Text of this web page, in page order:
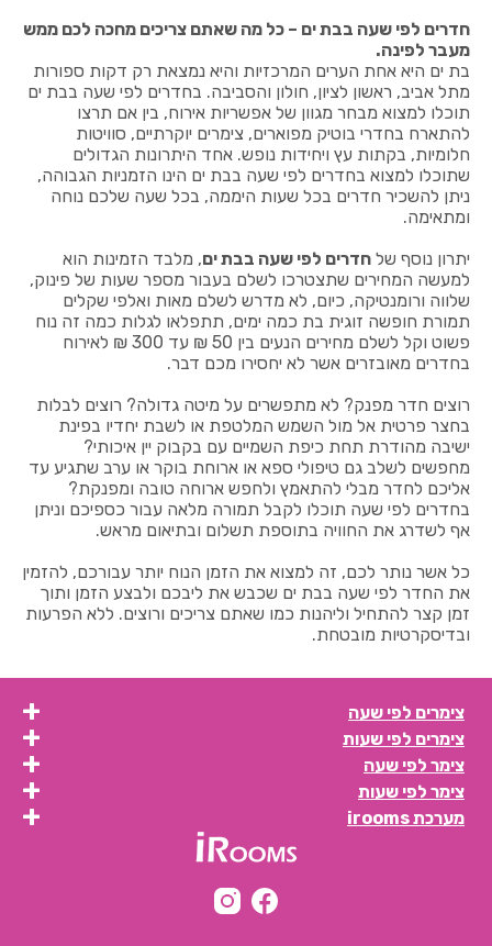
חדרים לפי שעה בבת ים – כל מה שאתם צריכים מחכה לכם ממש
מעבר לפינה.
בת ים היא אחת הערים המרכזיות והיא נמצאת רק דקות ספורות
מתל אביב, ראשון לציון, חולון והסביבה. בחדרים לפי שעה בבת ים
תוכלו למצוא מבחר מגוון של אפשריות אירוח, בין אם תרצו
להתארח בחדרי בוטיק מפוארים, צימרים יוקרתיים, סוויטות
חלומיות, בקתות עץ ויחידות נופש. אחד היתרונות הגדולים
שתוכלו למצוא בחדרים לפי שעה בבת ים הינו הזמניות הגבוהה,
ניתן להשכיר חדרים בכל שעות היממה, בכל שעה שלכם נוחה
ומתאימה.
יתרון נוסף של חדרים לפי שעה בבת ים, מלבד הזמינות הוא
למעשה המחירים שתצטרכו לשלם בעבור מספר שעות של פינוק,
שלווה ורומנטיקה, כיום, לא מדרש לשלם מאות ואלפי שקלים
תמורת חופשה זוגית בת כמה ימים, תתפלאו לגלות כמה זה נוח
פשוט וקל לשלם מחירים הנעים בין 50 ₪ עד 300 ₪ לאירוח
בחדרים מאובזרים אשר לא יחסירו מכם דבר.
רוצים חדר מפנק? לא מתפשרים על מיטה גדולה? רוצים לבלות
בחצר פרטית אל מול השמש המלטפת או לשבת יחדיו בפינת
ישיבה מהודרת תחת כיפת השמיים עם בקבוק יין איכותי?
מחפשים לשלב גם טיפולי ספא או ארוחת בוקר או ערב שתגיע עד
אליכם לחדר מבלי להתאמץ ולחפש ארוחה טובה ומפנקת?
בחדרים לפי שעה תוכלו לקבל תמורה מלאה עבור כספיכם וניתן
אף לשדרג את החוויה בתוספת תשלום ובתיאום מראש.
כל אשר נותר לכם, זה למצוא את הזמן הנוח יותר עבורכם, להזמין
את החדר לפי שעה בבת ים שכבש את ליבכם ולבצע הזמן ותוך
זמן קצר להתחיל וליהנות כמו שאתם צריכים ורוצים. ללא הפרעות
ובדיסקרטיות מובטחת.
צימרים לפי שעה
צימרים לפי שעות
צימר לפי שעה
צימר לפי שעות
מערכת irooms